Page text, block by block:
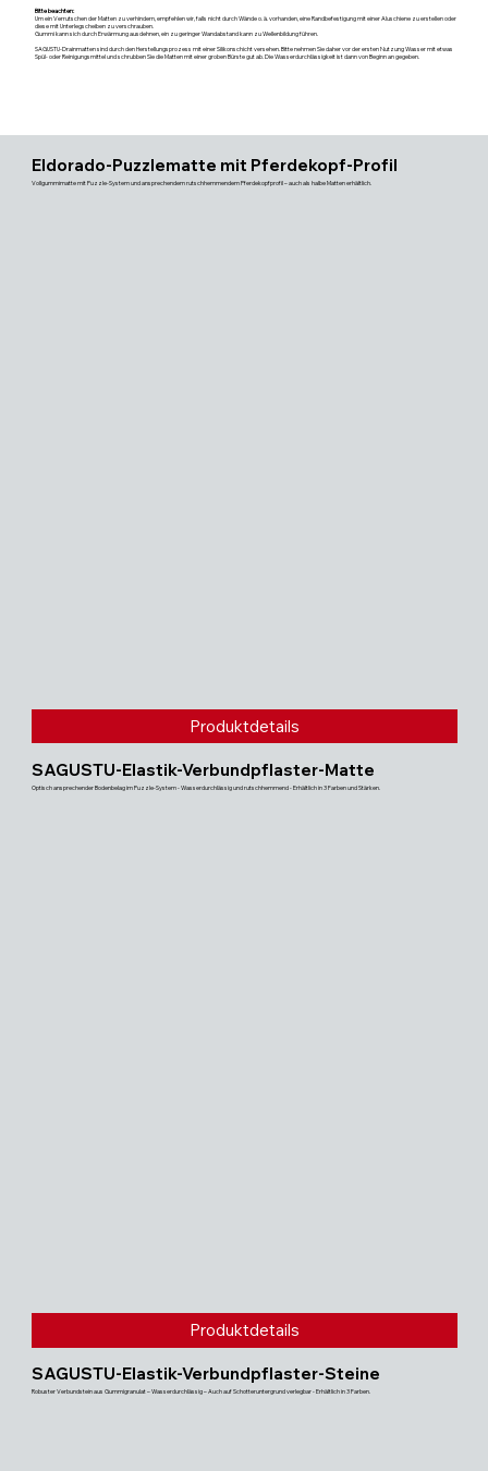
Bitte beachten:
Um ein Verrutschen der Matten zu verhindern, empfehlen wir, falls nicht durch Wände o. ä. vorhanden, eine Randbefestigung mit einer Aluschiene zu erstellen oder
diese mit Unterlegscheiben zu verschrauben.
Gummi kann sich durch Erwärmung ausdehnen, ein zu geringer Wandabstand kann zu Wellenbildung führen.
SAGUSTU-Drainmatten sind durch den Herstellungsprozess mit einer Silikonschicht versehen. Bitte nehmen Sie daher vor der ersten Nutzung Wasser mit etwas
Spül- oder Reinigungsmittel und schrubben Sie die Matten mit einer groben Bürste gut ab. Die Wasserdurchlässigkeit ist dann von Beginn an gegeben.
Eldorado-Puzzlematte mit Pferdekopf-Profil
Vollgummimatte mit Puzzle-System und ansprechendem rutschhemmendem Pferdekopfprofil – auch als halbe Matten erhältlich.
Produktdetails
SAGUSTU-Elastik-Verbundpflaster-Matte
Optisch ansprechender Bodenbelag im Puzzle-System - Wasserdurchlässig und rutschhemmend - Erhältlich in 3 Farben und Stärken.
Produktdetails
SAGUSTU-Elastik-Verbundpflaster-Steine
Robuster Verbundstein aus Gummigranulat – Wasserdurchlässig – Auch auf Schotteruntergrund verlegbar - Erhältlich in 3 Farben.